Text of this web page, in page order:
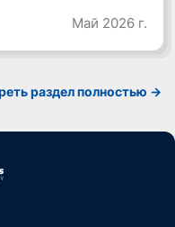
Май 2026 г.
раздел полностью ->